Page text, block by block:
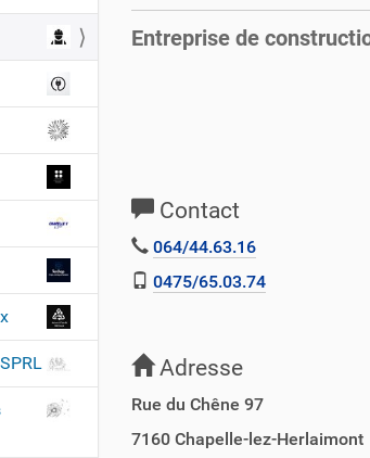
Entreprise de
Contact
064/44.63.16
0475/65.03.74
Adresse
Rue du Chêne 97
7160 Chapelle-lez-Herlaimont